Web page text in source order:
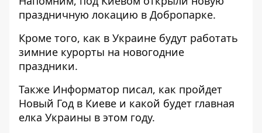
праздничную локацию в Добропарке.
Кроме того, как в Украине будут работать
зимние курорты на новогодние
праздники.
Также Информатор писал, как пройдет
Новый Год в Киеве и какой будет главная
елка Украины в этом году.